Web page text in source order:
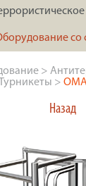
со
>
Турникеты > ОМА
Назад